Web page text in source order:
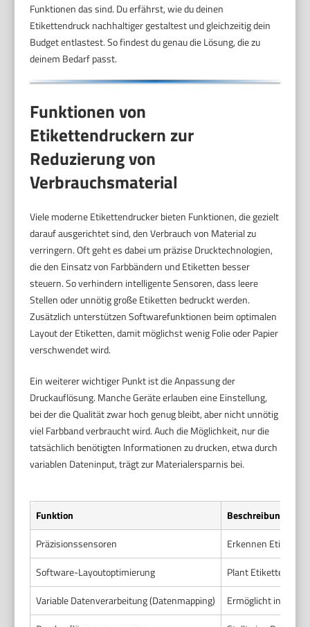
Funktionen das sind. Du erfährst, wie du deinen
Etikettendruck nachhaltiger gestaltest und gleichzeitig dein
Budget entlastest. So findest du genau die Lösung, die zu
deinem Bedarf passt.
Funktionen von
Etikettendruckern zur
Reduzierung von
Verbrauchsmaterial
Viele moderne Etikettendrucker bieten Funktionen, die gezielt
darauf ausgerichtet sind, den Verbrauch von Material zu
verringern. Oft geht es dabei um präzise Drucktechnologien,
die den Einsatz von Farbbändern und Etiketten besser
steuern. So verhindern intelligente Sensoren, dass leere
Stellen oder unnötig große Etiketten bedruckt werden.
Zusätzlich unterstützen Softwarefunktionen beim optimalen
Layout der Etiketten, damit möglichst wenig Folie oder Papier
verschwendet wird.
Ein weiterer wichtiger Punkt ist die Anpassung der
Druckauflösung. Manche Geräte erlauben eine Einstellung,
bei der die Qualität zwar hoch genug bleibt, aber nicht unnötig
viel Farbband verbraucht wird. Auch die Möglichkeit, nur die
tatsächlich benötigten Informationen zu drucken, etwa durch
variablen Dateninput, trägt zur Materialersparnis bei.
Funktion
Beschreibung
Präzisionssensoren
Erkennen
Software-Layoutoptimierung
Plant
Variable Datenverarbeitung (Datenmapping)
Ermöglicht